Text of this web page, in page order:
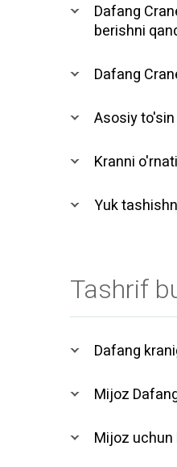
Dafang
berishni
Dafang
Asosiy
Kranni
Yuk
Tashrif
Dafang
Mijoz
Mijoz